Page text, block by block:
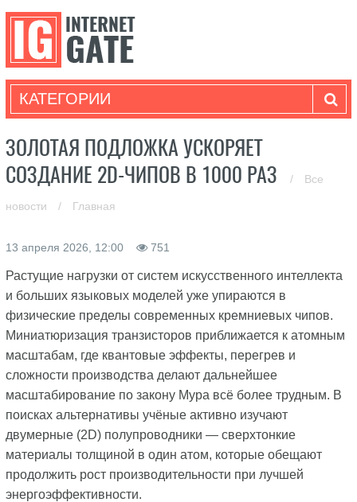
КАТЕГОРИИ
ЗОЛОТАЯ ПОДЛОЖКА УСКОРЯЕТ
СОЗДАНИЕ 2D-ЧИПОВ В 1000 РАЗ
/ Все
новости / Главная
13 апреля 2026, 12:00 751
Растущие нагрузки от систем искусственного интеллекта
и больших языковых моделей уже упираются в
физические пределы современных кремниевых чипов.
Миниатюризация транзисторов приближается к атомным
масштабам, где квантовые эффекты, перегрев и
сложности производства делают дальнейшее
масштабирование по закону Мура всё более трудным. В
поисках альтернативы учёные активно изучают
двумерные (2D) полупроводники — сверхтонкие
материалы толщиной в один атом, которые обещают
продолжить рост производительности при лучшей
энергоэффективности.